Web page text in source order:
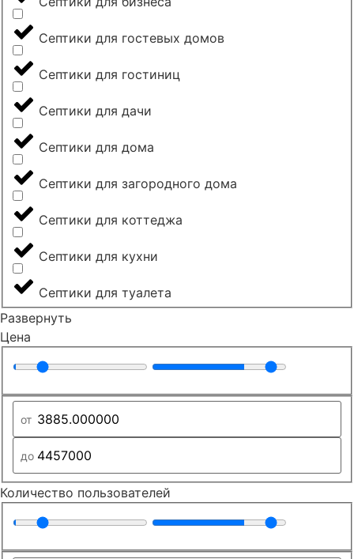
Септики для гостевых домов
Септики для гостиниц
Септики для дачи
Септики для дома
Септики для загородного дома
Септики для коттеджа
Септики для кухни
Септики для туалета
Развернуть
Цена
Количество пользователей